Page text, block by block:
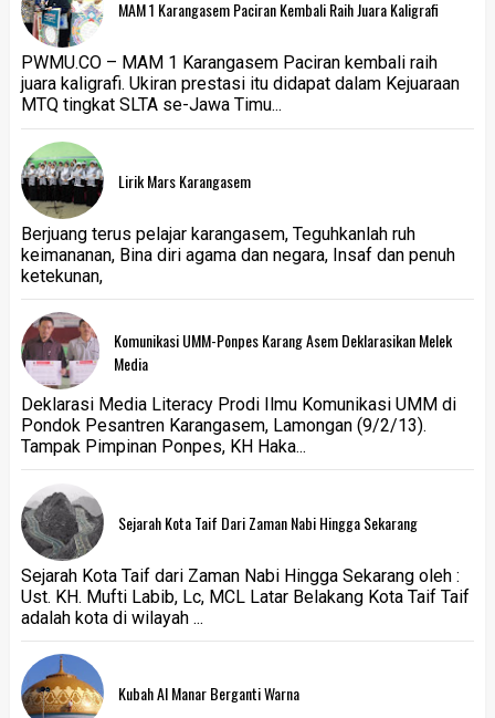
MAM 1 Karangasem Paciran Kembali Raih Juara Kaligrafi
PWMU.CO – MAM 1 Karangasem Paciran kembali raih
juara kaligrafi. Ukiran prestasi itu didapat dalam Kejuaraan
MTQ tingkat SLTA se-Jawa Timu...
Lirik Mars Karangasem
Berjuang terus pelajar karangasem, Teguhkanlah ruh
keimananan, Bina diri agama dan negara, Insaf dan penuh
ketekunan,
Komunikasi UMM-Ponpes Karang Asem Deklarasikan Melek
Media
Deklarasi Media Literacy Prodi Ilmu Komunikasi UMM di
Pondok Pesantren Karangasem, Lamongan (9/2/13).
Tampak Pimpinan Ponpes, KH Haka...
Sejarah Kota Taif Dari Zaman Nabi Hingga Sekarang
Sejarah Kota Taif dari Zaman Nabi Hingga Sekarang oleh :
Ust. KH. Mufti Labib, Lc, MCL Latar Belakang Kota Taif Taif
adalah kota di wilayah ...
Kubah Al Manar Berganti Warna